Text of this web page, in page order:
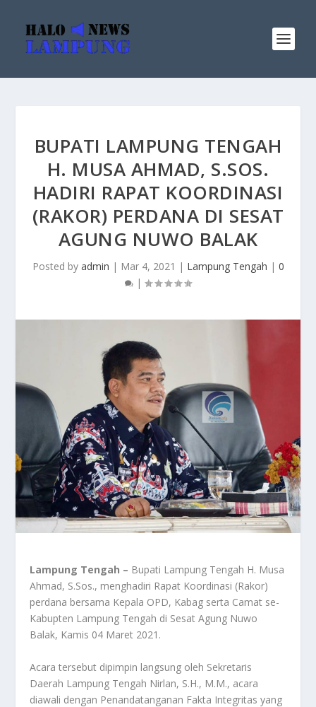
BUPATI LAMPUNG TENGAH
H. MUSA AHMAD, S.SOS.
HADIRI RAPAT KOORDINASI
(RAKOR) PERDANA DI SESAT
AGUNG NUWO BALAK
Posted by admin | Mar 4, 2021 | Lampung Tengah | 0
|
Lampung Tengah – Bupati Lampung Tengah H. Musa
Ahmad, S.Sos., menghadiri Rapat Koordinasi (Rakor)
perdana bersama Kepala OPD, Kabag serta Camat se-
Kabupten Lampung Tengah di Sesat Agung Nuwo
Balak, Kamis 04 Maret 2021.
Acara tersebut dipimpin langsung oleh Sekretaris
Daerah Lampung Tengah Nirlan, S.H., M.M., acara
diawali dengan Penandatanganan Fakta Integritas yang